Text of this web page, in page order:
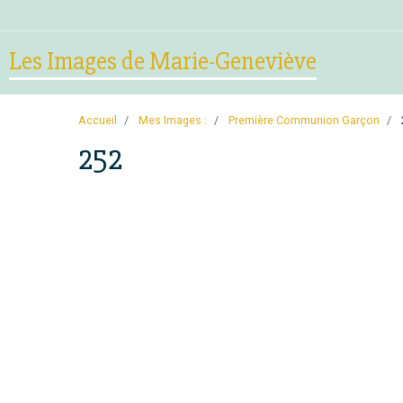
Les Images de Marie-Geneviève
Accueil Mes Images : Première Communion Garçon
252